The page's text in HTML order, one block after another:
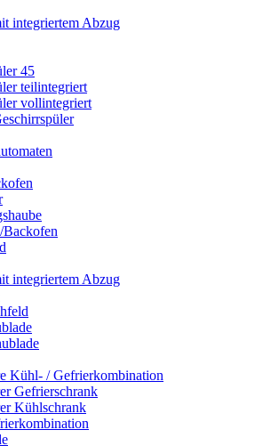
integriertem Abzug
45
teilintegriert
vollintegriert
Backofen
integriertem Abzug
Kühl- / Gefrierkombination
Gefrierschrank
Kühlschrank